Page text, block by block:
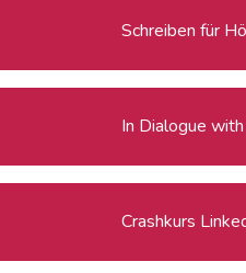
Schreiben für
In Dialogue
Crashkurs